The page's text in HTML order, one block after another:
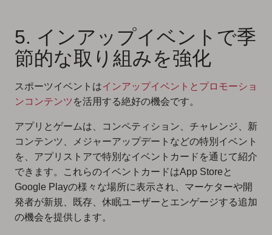
5. インアップイベントで季
節的な取り組みを強化
スポーツイベントはインアップイベントとプロモーショ
ンコンテンツ を活用する絶好の機会です。
アプリとゲームは、コンペティション、チャレンジ、新
コンテンツ、メジャーアップデートなどの特別イベント
を、アプリストアで特別なイベントカードを通じて紹介
できます。これらのイベントカードはApp Storeと
Google Playの様々な場所に表示され、マーケターや開
発者が新規、既存、休眠ユーザーとエンゲージする追加
の機会を提供します。